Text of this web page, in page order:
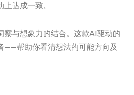
达成一致。
察与想象力的结合。这款AI驱动的
——帮助你看清想法的可能方向及